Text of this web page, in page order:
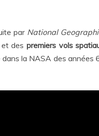
par National
et des premiers vols
la NASA des années